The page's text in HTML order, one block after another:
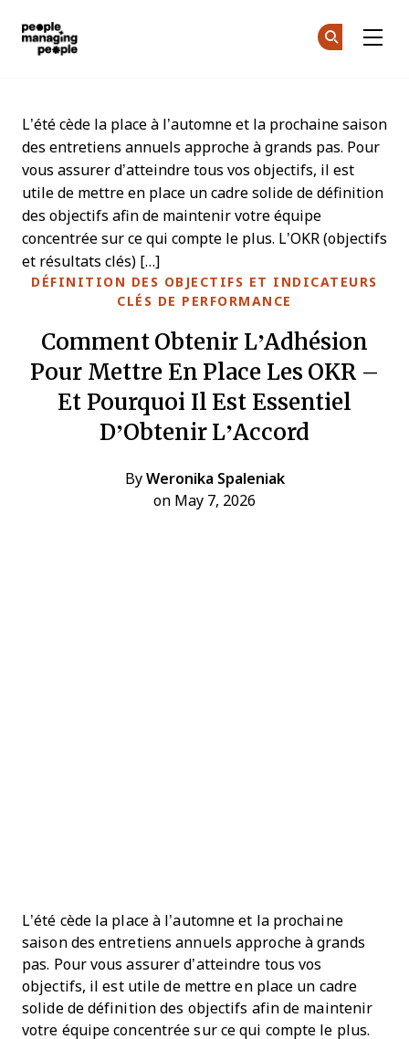
DÉFINITION DES OBJECTIFS ET INDICATEURS
CLÉS DE PERFORMANCE
Comment Obtenir L’Adhésion
Pour Mettre En Place Les OKR –
Et Pourquoi Il Est Essentiel
D’Obtenir L’Accord
By Weronika Spaleniak
on May 7, 2026
L’été cède la place à l’automne et la prochaine saison
des entretiens annuels approche à grands pas. Pour
vous assurer d’atteindre tous vos objectifs, il est
utile de mettre en place un cadre solide de définition
des objectifs afin de maintenir votre équipe
concentrée sur ce qui compte le plus. L’OKR (objectifs
et résultats clés) […]
L’été cède la place à l’automne et la prochaine
saison des entretiens annuels approche à grands
pas. Pour vous assurer d’atteindre tous vos
objectifs, il est utile de mettre en place un cadre
solide de définition des objectifs afin de maintenir
votre équipe concentrée sur ce qui compte le plus.